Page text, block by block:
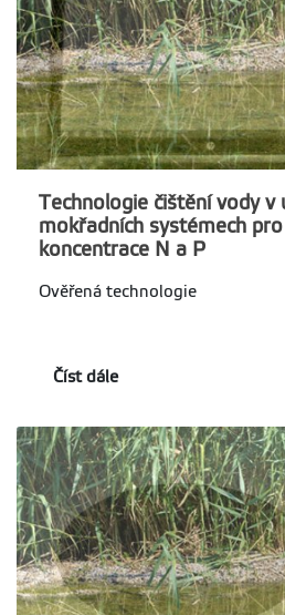
Technologie čištění vody v
mokřadních systémech
koncentrace N a P
Ověřená technologie
Číst dále